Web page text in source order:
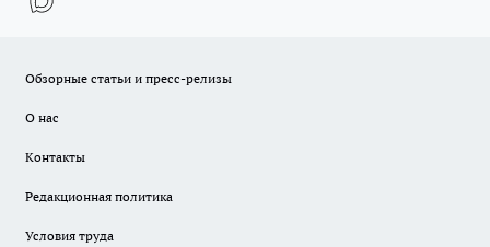
Обзорные статьи и пресс-релизы
О нас
Контакты
Редакционная политика
Условия труда